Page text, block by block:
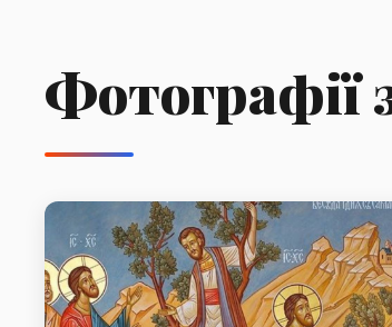
Фотографії